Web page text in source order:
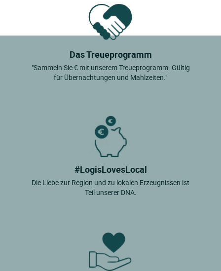
Das Treueprogramm
"Sammeln Sie € mit unserem Treueprogramm. Gültig
für Übernachtungen und Mahlzeiten."
#LogisLovesLocal
Die Liebe zur Region und zu lokalen Erzeugnissen ist
Teil unserer DNA.